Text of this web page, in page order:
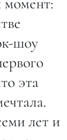
шоу
эта
лет и